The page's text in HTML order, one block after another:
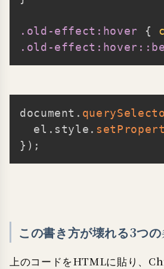
.old-effect:hover {
.old-
document .
  el
. style .
} ) ;
この書き方が壊れる3つ
上のコードをHTMLに貼り、